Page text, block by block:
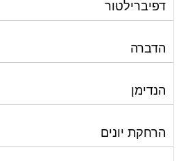
הדברה
הנדימן
הרחקת יונים